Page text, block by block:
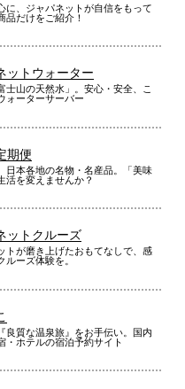
に、ジャパネットが自信をもって
品だけをご紹介！
ットウォーター
士山の天然水」。安心・安全、こ
ォーターサーバー
期便
日本各地の名物・名産品。「美味
活を変えませんか？
ットクルーズ
トが磨き上げたおもてなしで、感
ルーズ体験を。
良質な温泉旅』をお手伝い。国内
・ホテルの宿泊予約サイト